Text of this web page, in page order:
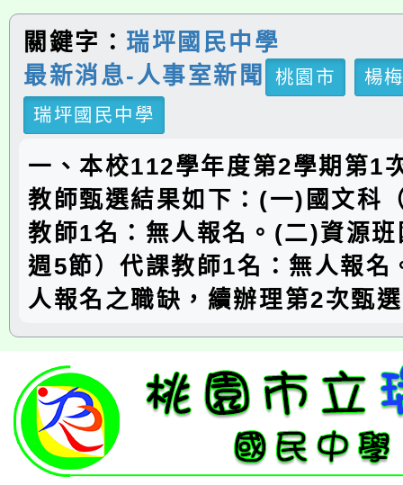
關鍵字： 瑞坪國民中學
最新消息-人事室新聞
桃園市
楊
瑞坪國民中學
一、本校112學年度第2學期第1
教師甄選結果如下：(一)國文科
教師1名：無人報名。(二)資源
週5節）代課教師1名：無人報名
人報名之職缺，續辦理第2次甄